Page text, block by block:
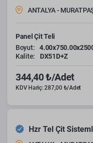
ANTALYA -
Panel Çit Teli
Boyut:
Kalite:
DX51D+Z
344,40 ₺/Adet
KDV Hariç: 287,00 ₺/Adet
Hzr Tel Çit